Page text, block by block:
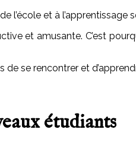
l’école et à l’apprentissage
etamusante. C’est
se rencontrer et
étudiants